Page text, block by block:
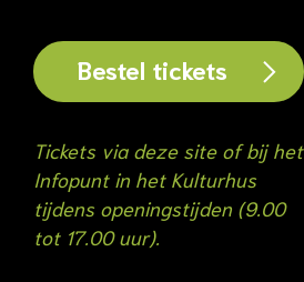
Bestel tickets
Tickets via deze site of bij het
Infopunt in het Kulturhus
tijdens openingstijden (9.00
tot 17.00 uur).